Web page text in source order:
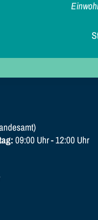
09:00 Uhr - 12:00 Uhr